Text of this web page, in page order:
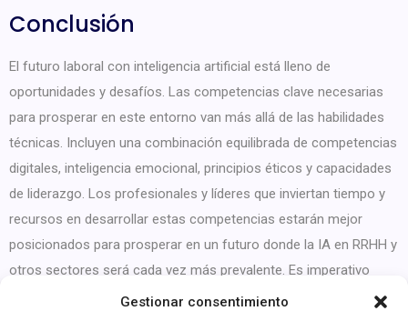
Gestionar consentimiento
Conclusión
El futuro laboral con inteligencia artificial está lleno de
oportunidades y desafíos. Las competencias clave necesarias
para prosperar en este entorno van más allá de las habilidades
técnicas. Incluyen una combinación equilibrada de competencias
digitales, inteligencia emocional, principios éticos y capacidades
de liderazgo. Los profesionales y líderes que inviertan tiempo y
recursos en desarrollar estas competencias estarán mejor
posicionados para prosperar en un futuro donde la IA en RRHH y
otros sectores será cada vez más prevalente. Es imperativo
adoptar un enfoque proactivo para aprender y adaptarse,